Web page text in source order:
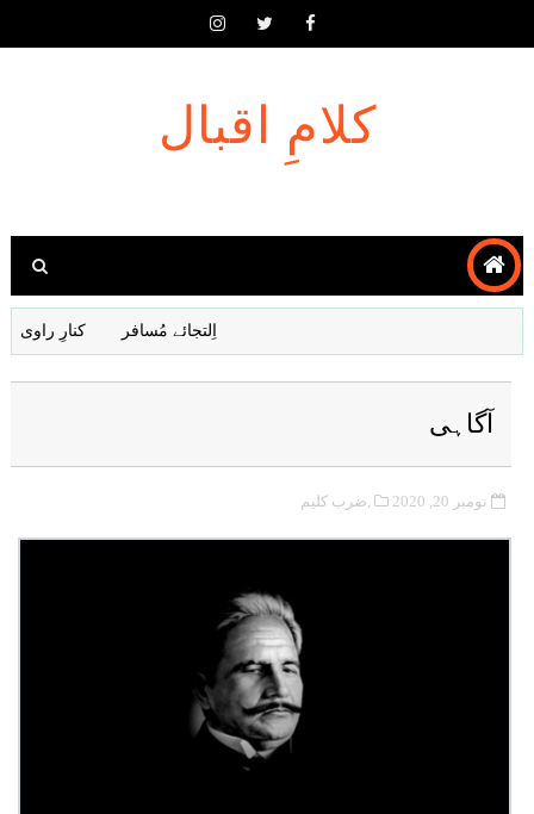
کلامِ اقبال
اِلتجائے مُسافر کنارِ راوی
آگاہی
نومبر 20, 2020 ,ضرب کلیم